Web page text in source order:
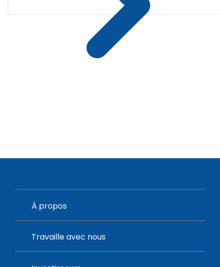
À propos
Travaille avec nous